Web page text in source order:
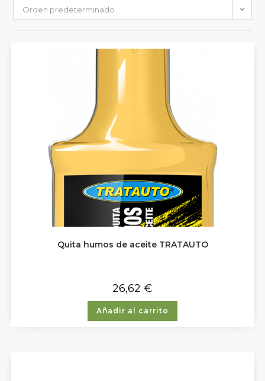
Orden predeterminado
Quita humos de aceite TRATAUTO
26,62 €
Añadir al carrito